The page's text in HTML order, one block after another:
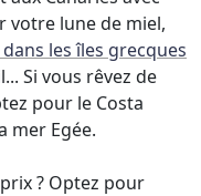
votre lune de miel,
les îles grecques
Si vous rêvez de
pour le Costa
mer Egée.
? Optez pour